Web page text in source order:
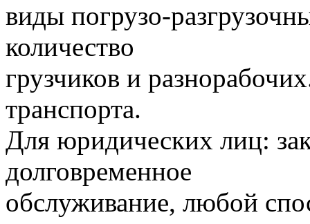
виды погрузо-
количество
грузчиков и
транспорта.
Для юридических лиц:
долговременное
обслуживание, любой